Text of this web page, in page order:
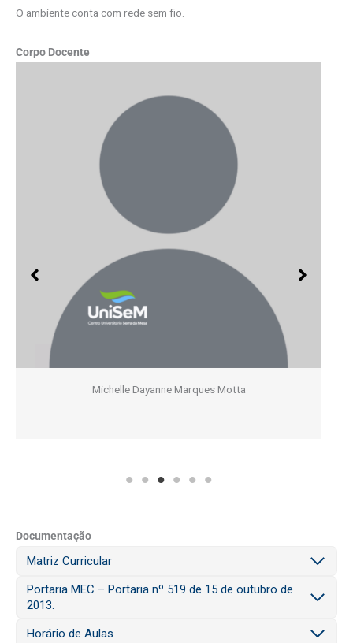
O ambiente conta com rede sem fio.
Corpo Docente
Michelle Dayanne Marques Motta
Documentação
Matriz Curricular
Portaria MEC – Portaria nº 519 de 15 de outubro de
2013.
Horário de Aulas